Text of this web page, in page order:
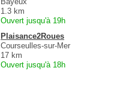
1.3 km
Ouvert jusqu'à 19h
Plaisance2Roues
Courseulles-sur-Mer
17 km
Ouvert jusqu'à 18h